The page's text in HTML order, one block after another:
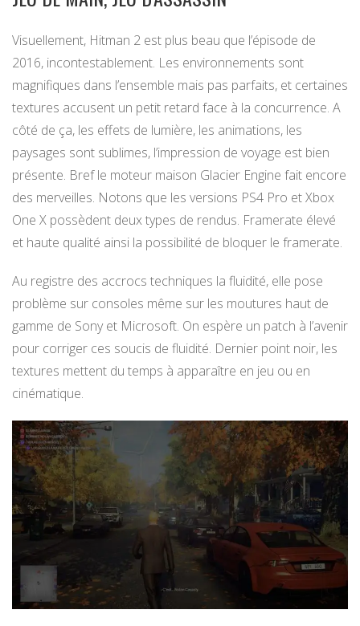
Visuellement, Hitman 2 est plus beau que l’épisode de
2016, incontestablement. Les environnements sont
magnifiques dans l’ensemble mais pas parfaits, et certaines
textures accusent un petit retard face à la concurrence. A
côté de ça, les effets de lumière, les animations, les
paysages sont sublimes, l’impression de voyage est bien
présente. Bref le moteur maison Glacier Engine fait encore
des merveilles. Notons que les versions PS4 Pro et Xbox
One X possèdent deux types de rendus. Framerate élevé
et haute qualité ainsi la possibilité de bloquer le framerate.
Au registre des accrocs techniques la fluidité, elle pose
problème sur consoles même sur les moutures haut de
gamme de Sony et Microsoft. On espère un patch à l’avenir
pour corriger ces soucis de fluidité. Dernier point noir, les
textures mettent du temps à apparaître en jeu ou en
cinématique.